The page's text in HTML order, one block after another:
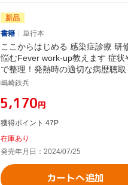
新品
書籍
単行本
ここからはじめる 感染症診療 研
悩むFever work-up教えます 症状
で整理！発熱時の適切な病歴聴取
査で、抗菌薬選択にもう迷わない
嶋崎鉄兵
¥5,170円
獲得ポイント 47P
在庫あり
発売年月日：2024/07/25
カートへ追加